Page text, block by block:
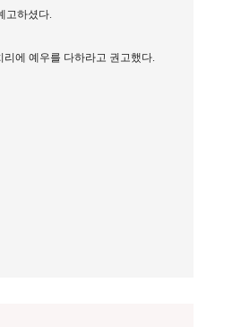
고하셨다.
에 예우를 다하라고 권고했다.